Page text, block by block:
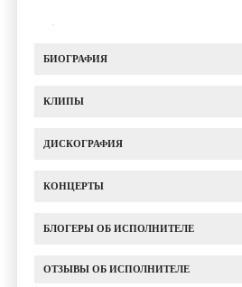
БИОГРАФИЯ
КЛИПЫ
ДИСКОГРАФИЯ
КОНЦЕРТЫ
БЛОГЕРЫ ОБ ИСПОЛНИТЕЛЕ
ОТЗЫВЫ ОБ ИСПОЛНИТЕЛЕ